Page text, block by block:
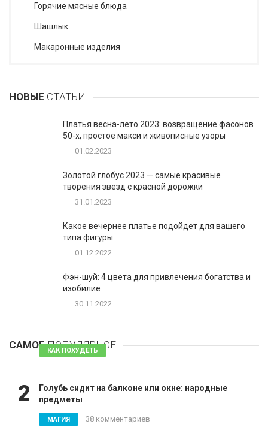
Горячие мясные блюда
Шашлык
Макаронные изделия
НОВЫЕ СТАТЬИ
Платья весна-лето 2023: возвращение фасонов
50-х, простое макси и живописные узоры
01.02.2023
Золотой глобус 2023 — самые красивые
творения звезд с красной дорожки
31.01.2023
Какое вечернее платье подойдет для вашего
типа фигуры
01.12.2022
Фэн-шуй: 4 цвета для привлечения богатства и
изобилие
30.11.2022
САМОЕПОПУЛЯРНОЕ
КАК ПОХУДЕТЬ 81 комментарий
2
Голубь сидит на балконе или окне: народные
предметы
МАГИЯ 38 комментариев